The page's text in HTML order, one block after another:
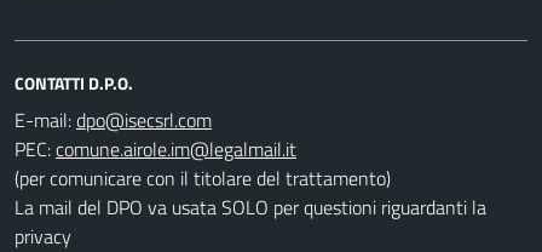
CONTATTI D.P.O.
E-mail:
PEC:
(per comunicare con il titolare del trattamento)
La mail del DPO va usata SOLO per questioni riguardanti la
privacy